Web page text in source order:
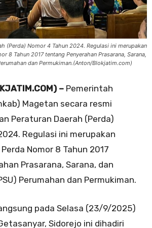
(Perda) Nomor 4 Tahun 2024. Regulasi ini merupakan
8 Tahun 2017 tentang Penyerahan Prasarana, Sarana,
dan Permukiman.(Anton/Blokjatim.com)
– Pemerintah
Magetan secara resmi
Peraturan Daerah (Perda)
Regulasi ini merupakan
Nomor 8 Tahun 2017
Prasarana, Sarana, dan
Perumahan dan Permukiman.
pada Selasa (23/9/2025)
Sidorejo ini dihadiri